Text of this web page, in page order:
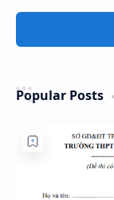
Popular Posts